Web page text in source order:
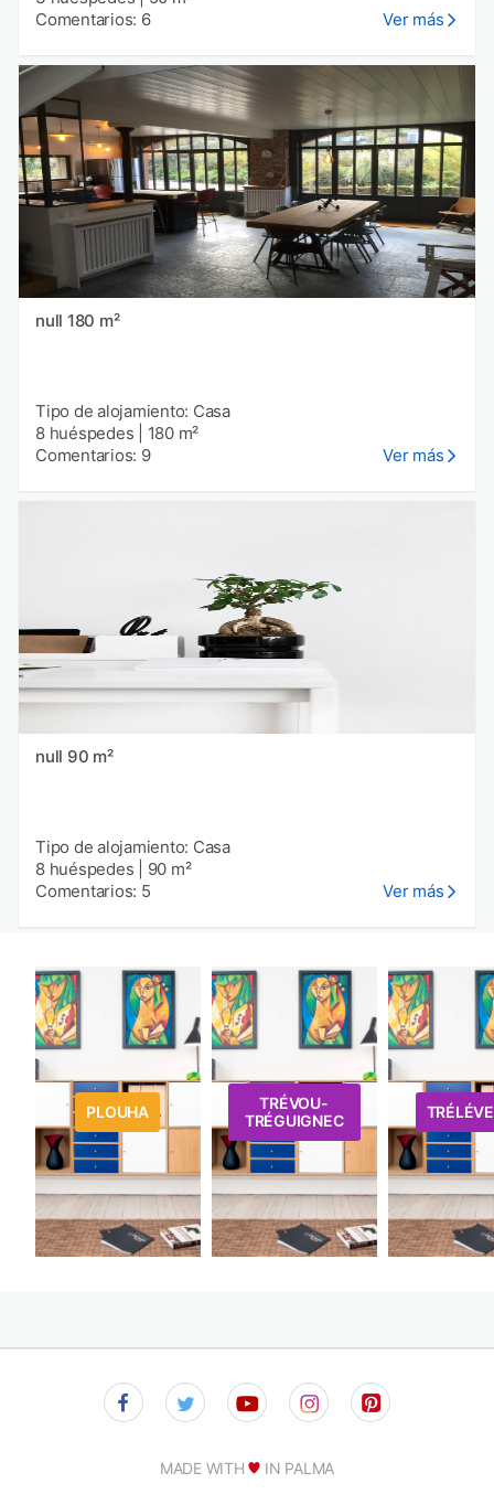
Comentarios: 6
Ver más
null 180 m²
Tipo de alojamiento: Casa
8 huéspedes
180 m²
Comentarios: 9
Ver más
null 90 m²
Tipo de alojamiento: Casa
8 huéspedes
90 m²
Comentarios: 5
Ver más
PLOUHA
TRÉVOU-
TRÉGUIGNEC
MADE WITH IN PALMA